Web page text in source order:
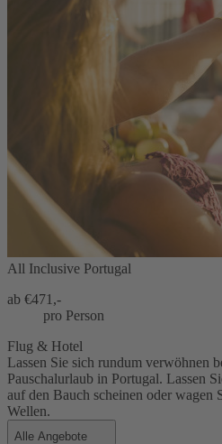
All Inclusive Portugal
ab €471,-
pro Person
Flug & Hotel
Lassen Sie sich rundum verwöhnen
Pauschalurlaub in Portugal. Lassen
auf den Bauch scheinen oder wagen
Wellen.
Alle Angebote